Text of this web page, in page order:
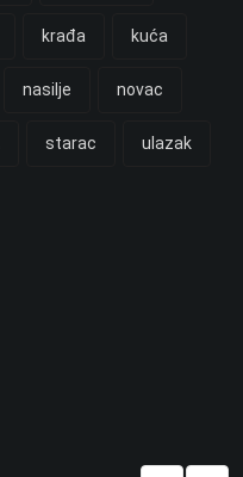
krađa kuća
nasilje novac
starac ulazak